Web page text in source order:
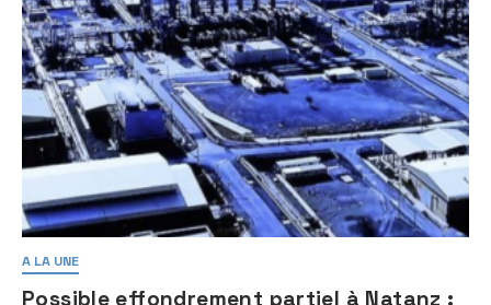
A LA UNE
Possible effondrement partiel à Natanz :